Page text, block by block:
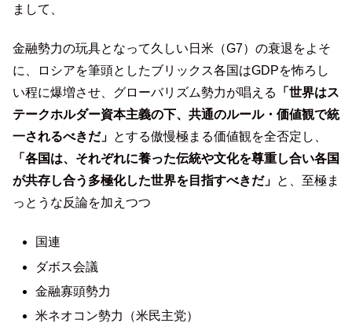
まして、
金融勢力の玩具となって久しい日米（G7）の衰退をよそ
に、ロシアを筆頭としたブリックス各国はGDPを怖ろし
い程に爆増させ、グローバリズム勢力が唱える
「世界はス
テークホルダー資本主義の下、共通のルール・価値観で統
一されるべきだ」 とする傲慢極まる価値観を全否定し、
「各国は、それぞれに養った伝統や文化を尊重し合い各国
が共存し合う多極化した世界を目指すべきだ」 と、至極ま
っとうな反論を加えつつ
国連
ダボス会議
金融寡頭勢力
米ネオコン勢力（米民主党）